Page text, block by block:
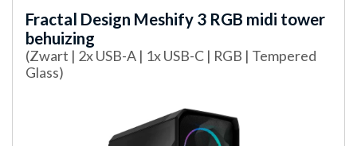
Fractal Design Meshify 3 RGB midi tower
behuizing
(Zwart | 2x USB-A | 1x USB-C | RGB | Tempered
Glass)